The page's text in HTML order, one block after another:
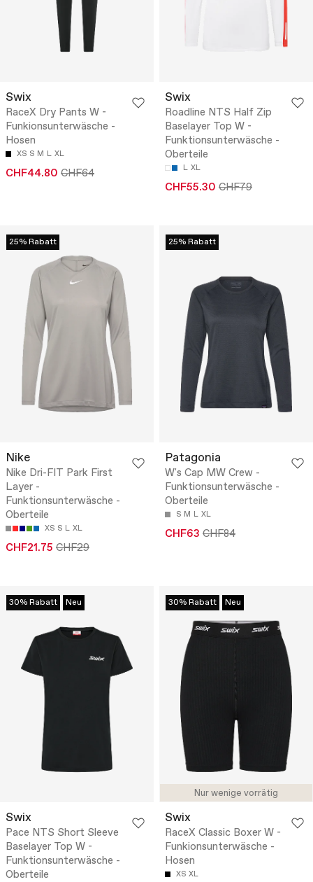
Swix
RaceX Dry Pants W -
Funkionsunterwäsche -
Hosen
XS S M L XL
CHF44.80 CHF64
Swix
Roadline NTS Half Zip
Baselayer Top W -
Funktionsunterwäsche -
Oberteile
L XL
CHF55.30 CHF79
25% Rabatt
Nike
Nike Dri-FIT Park First
Layer -
Funktionsunterwäsche -
Oberteile
XS S L XL
CHF21.75 CHF29
25% Rabatt
Patagonia
W's Cap MW Crew -
Funktionsunterwäsche -
Oberteile
S M L XL
CHF63 CHF84
30% Rabatt Neu
Swix
Pace NTS Short Sleeve
Baselayer Top W -
Funktionsunterwäsche -
Oberteile
Nur wenige vorrätig
30% Rabatt Neu
Swix
RaceX Classic Boxer W -
Funkionsunterwäsche -
Hosen
XS XL